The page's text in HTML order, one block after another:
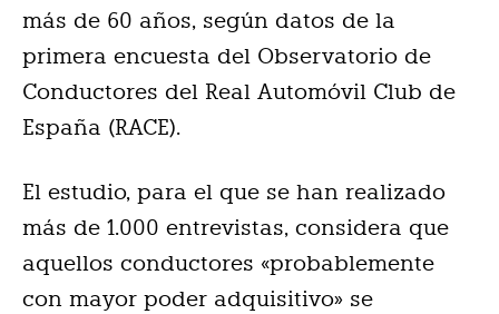
más de 60 años, según datos de la
primera encuesta del Observatorio de
Conductores del Real Automóvil Club de
España (RACE).
El estudio, para el que se han realizado
más de 1.000 entrevistas, considera que
aquellos conductores «probablemente
con mayor poder adquisitivo» se